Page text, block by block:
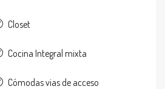
Closet
Cocina Integral mixta
Cómodas vias de acceso